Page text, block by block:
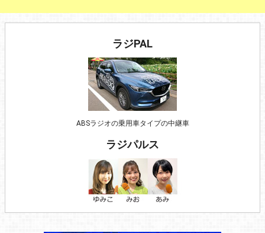
ラジPAL
ABSラジオの乗用車タイプの中継車
ラジパルス